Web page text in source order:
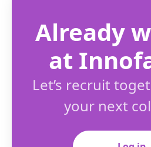
Already
at
Let’s recruit
your next